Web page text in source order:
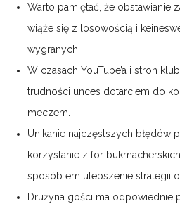
Warto pamiętać, że obstawianie
wiąże się z losowością i
wygranych.
W czasach YouTube’a i stron
trudności unces dotarciem do
meczem.
Unikanie najczęstszych błędów
korzystanie z for
sposób em ulepszenie strategii
Drużyna gości ma odpowiednie